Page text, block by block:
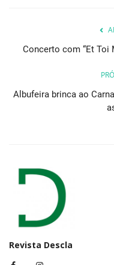
Concerto com “Et Toi
Albufeira brinca ao
Revista Descla